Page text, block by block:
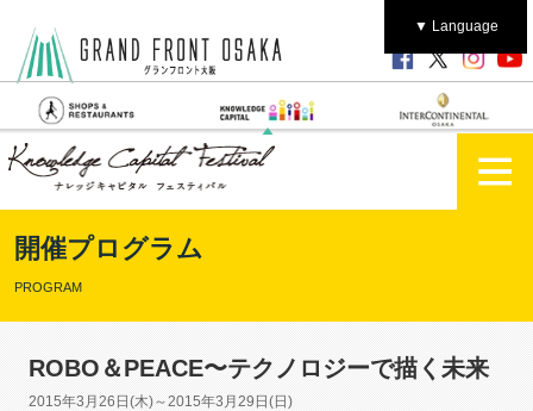
▼ Language
開催プログラム
PROGRAM
ROBO＆PEACE〜テクノロジーで描く未来
2015年3月26日(木)～2015年3月29日(日)